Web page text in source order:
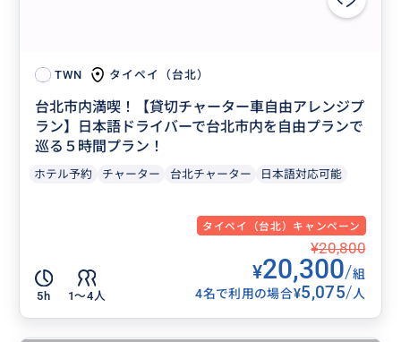
TWN タイペイ（台北）
台北市内満喫！【貸切チャーター車自由アレンジプ
ラン】日本語ドライバーで台北市内を自由プランで
巡る５時間プラン！
ホテル予約 チャーター 台北チャーター 日本語対応可能
タイペイ（台北）キャンペーン
5h 1〜4人
¥20,800
¥20,300/組
4名で利用の場合¥5,075/人